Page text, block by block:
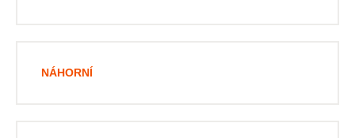
NÁHORNÍ